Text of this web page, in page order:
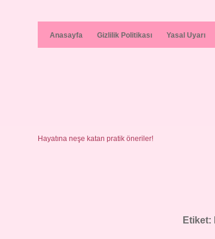
Anasayfa Gizlilik Politikası Yasal Uyarı
Hayatına neşe katan pratik öneriler!
Etiket: